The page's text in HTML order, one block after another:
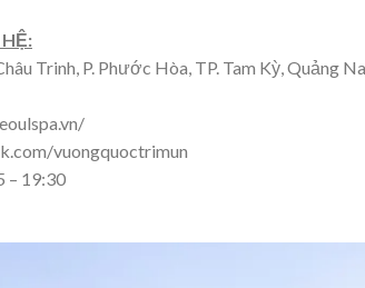
Trinh, P. Phước Hòa, TP. Tam Kỳ, Quảng
vuongquoctrimun
– 19:30